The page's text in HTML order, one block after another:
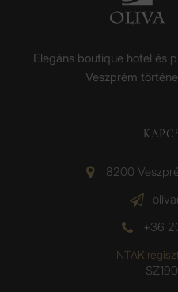
Elegáns boutique hotel és
Veszprém
8200
+36
NTAK